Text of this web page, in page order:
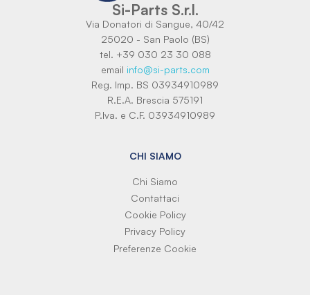
Si-Parts S.r.l.
Via Donatori di Sangue, 40/42
25020 - San Paolo (BS)
tel. +39 030 23 30 088
email info@si-parts.com
Reg. Imp. BS 03934910989
R.E.A. Brescia 575191
P.Iva. e C.F. 03934910989
CHI SIAMO
Chi Siamo
Contattaci
Cookie Policy
Privacy Policy
Preferenze Cookie